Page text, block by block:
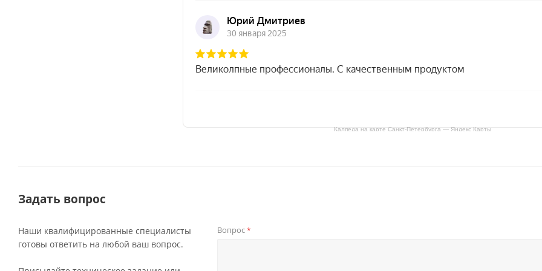
Калпеда на карте Санкт‑Петербурга — Яндекс Карты
Задать вопрос
Наши квалифицированные специалисты
готовы ответить на любой ваш вопрос.
Вопрос*